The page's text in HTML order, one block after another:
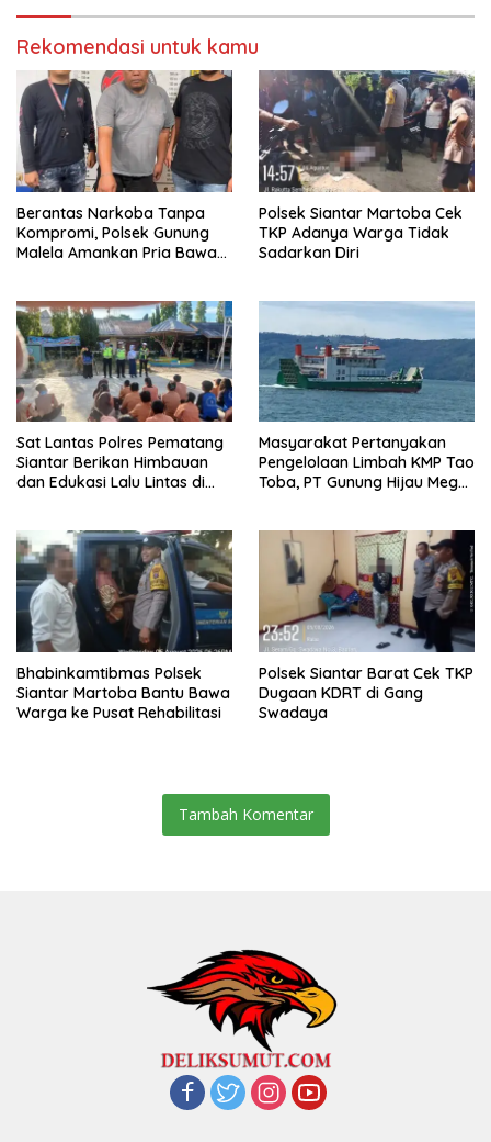
Rekomendasi untuk kamu
Berantas Narkoba Tanpa
Kompromi, Polsek Gunung
Malela Amankan Pria Bawa
Polsek Siantar Martoba Cek
TKP Adanya Warga Tidak
Sadarkan Diri
Sat Lantas Polres Pematang
Siantar Berikan Himbauan
dan Edukasi Lalu Lintas di
Masyarakat Pertanyakan
Pengelolaan Limbah KMP Tao
Toba, PT Gunung Hijau Mega
Bhabinkamtibmas Polsek
Siantar Martoba Bantu Bawa
Warga ke Pusat Rehabilitasi
Polsek Siantar Barat Cek TKP
Dugaan KDRT di Gang
Swadaya
Tambah Komentar